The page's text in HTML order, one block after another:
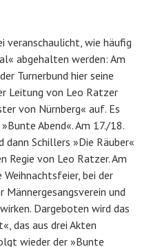
veranschaulicht, wie häufig
abgehalten werden: Am
Turnerbund hier seine
Leitung von Leo Ratzer
von Nürnberg« auf. Es
Abend«. Am 17./18.
Schillers »Die Räuber«
Regie von Leo Ratzer. Am
bei der
Männergesangsverein und
Dargeboten wird das
das aus drei Akten
wieder der »Bunte